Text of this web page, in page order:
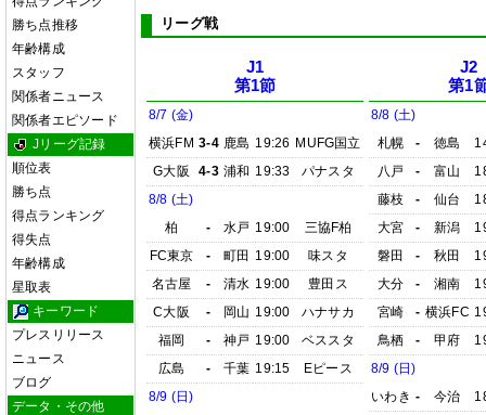
勝ち点推移
年齢構成
スタッフ
関係者ニュース
関係者エピソード
Jリーグ記録
順位表
勝ち点
得点ランキング
得失点
年齢構成
星取表
キーワード
プレスリリース
ニュース
ブログ
データ・その他
リーグ戦
J1
第1節
8/7 (金)
横浜FM 3-4 鹿島 19:26 MUFG国立
G大阪
4-3 浦和 19:33
パナスタ
8/8 (土)
柏
- 水戸 19:00
三協F柏
FC東京
- 町田 19:00
味スタ
名古屋
- 清水 19:00
豊田ス
C大阪
- 岡山 19:00
ハナサカ
福岡
- 神戸 19:00
ベススタ
広島
- 千葉 19:15
Eピース
8/9 (日)
J2
第1
8/8 (土)
札幌
- 徳島
八戸
- 富山
藤枝
- 仙台
大宮
- 新潟
磐田
- 秋田
大分
- 湘南
宮崎
- 横浜FC
鳥栖
- 甲府
8/9 (日)
いわき - 今治